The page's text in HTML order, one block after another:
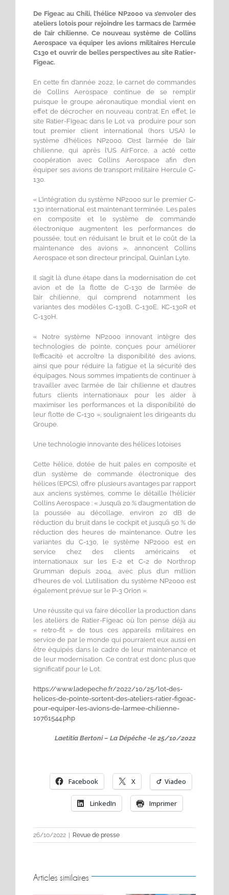
De Figeac au Chili, l’hélice NP2000 va s’envoler des
ateliers lotois pour rejoindre les tarmacs de l’armée
de l’air chilienne. Ce nouveau système de Collins
Aerospace va équiper les avions militaires Hercule
C130 et ouvrir de belles perspectives au site Ratier-
Figeac.
En cette fin d’année 2022, le carnet de commandes
de Collins Aerospace continue de se remplir
puisque le groupe aéronautique mondial vient en
effet de décrocher en nouveau contrat. En effet, le
site Ratier-Figeac dans le Lot va produire pour son
tout premier client international (hors USA) le
système d’hélices NP2000. C’est l’armée de l’air
chilienne, qui après l’US AirForce, a acté cette
coopération avec Collins Aerospace afin d’en
équiper ses avions de transport militaire Hercule C-
130.
« L’intégration du système NP2000 sur le premier C-
130 international est maintenant terminée. Les pales
en composite et le système de commande
électronique augmentent les performances de
poussée, tout en réduisant le bruit et le coût de la
maintenance des avions », annoncent Collins
Aerospace et son directeur principal, Quinlan Lyte.
Il s’agit là d’une étape dans la modernisation de cet
avion et de la flotte de C-130 de l’armée de
l’air chilienne, qui comprend notamment les
variantes des modèles C-130B, C-130E, KC-130R et
C-130H.
« Notre système NP2000 innovant intègre des
technologies de pointe, conçues pour améliorer
l’efficacité et accroître la disponibilité des avions,
ainsi que pour réduire la fatigue et la sécurité des
équipages. Nous sommes impatients de continuer à
travailler avec l’armée de l’air chilienne et d’autres
futurs clients internationaux pour les aider à
maximiser les performances et la disponibilité de
leur flotte de C-130 », soulignaient les dirigeants du
Groupe.
Une technologie innovante des hélices lotoises
Cette hélice, dotée de huit pales en composite et
d’un système de commande électronique des
hélices (EPCS), offre plusieurs avantages par rapport
aux anciens systèmes, comme le détaille l’hélicier
Collins Aerospace : « Jusqu’à 20 % d’augmentation de
la poussée au décollage, environ 20 dB de
réduction du bruit dans le cockpit et jusqu’à 50 % de
réduction des heures de maintenance. Outre les
variantes du C-130, le système NP2000 est en
service chez des clients américains et
internationaux sur les E-2 et C-2 de Northrop
Grumman depuis 2004, avec plus d’un million
d’heures de vol. L’utilisation du système NP2000 est
également prévue sur le P-3 Orion ».
Une réussite qui va faire décoller la production dans
les ateliers de Ratier-Figeac où l’on pense déjà au
« retro-fit » de tous ces appareils militaires en
service de par le monde qui pourraient eux aussi en
être équipés dans le cadre de leur maintenance et
de leur modernisation. Ce contrat est donc plus que
significatif pour le Lot.
https://www.ladepeche.fr/2022/10/25/lot-des-
helices-de-pointe-sortent-des-ateliers-ratier-figeac-
pour-equiper-les-avions-de-larmee-chilienne-
10761544.php
Laetitia Bertoni – La Dépêche -le 25/10/2022
Facebook X Viadeo
LinkedIn Imprimer
26/10/2022 | Revue de presse
Articles similaires